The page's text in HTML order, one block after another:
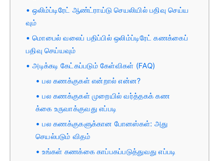
ஒலிம்ப்டிரேட் ஆண்ட்ராய்டு செயலியில் பதிவு செய்ய
வும்
மொபைல் வலைப் பதிப்பில் ஒலிம்ப்டிரேட் கணக்கைப்
பதிவு செய்யவும்
அடிக்கடி கேட்கப்படும் கேள்விகள் (FAQ)
பல கணக்குகள் என்றால் என்ன?
பல கணக்குகள் முறையில் வர்த்தகக் கண
க்கை உருவாக்குவது எப்படி
பல கணக்குகளுக்கான போனஸ்கள்: அது
செயல்படும் விதம்
உங்கள் கணக்கை காப்பகப்படுத்துவது எப்படி